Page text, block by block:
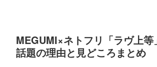
MEGUMI×ネトフリ「ラヴ上等
話題の理由と見どころまとめ